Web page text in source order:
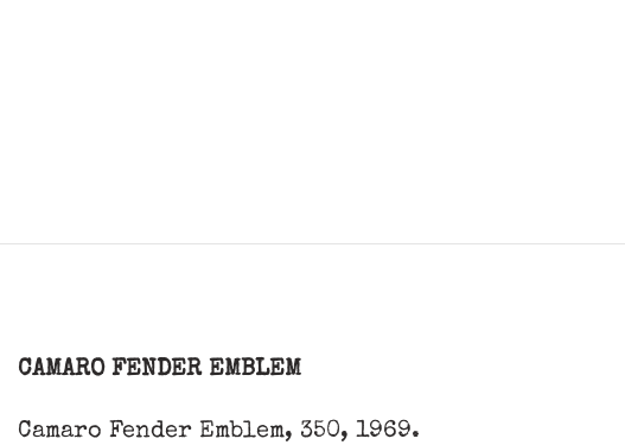
CAMARO FENDER EMBLEM
Camaro Fender Emblem, 350, 1969.